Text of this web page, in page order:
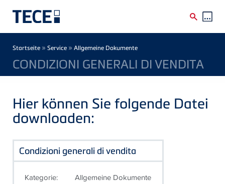
Breadcrumb
Startseite » Service » Allgemeine Dokumente
CONDIZIONI GENERALI DI VENDITA
Hier können Sie folgende Datei
downloaden:
Condizioni generali di vendita
Kategorie: Allgemeine Dokumente